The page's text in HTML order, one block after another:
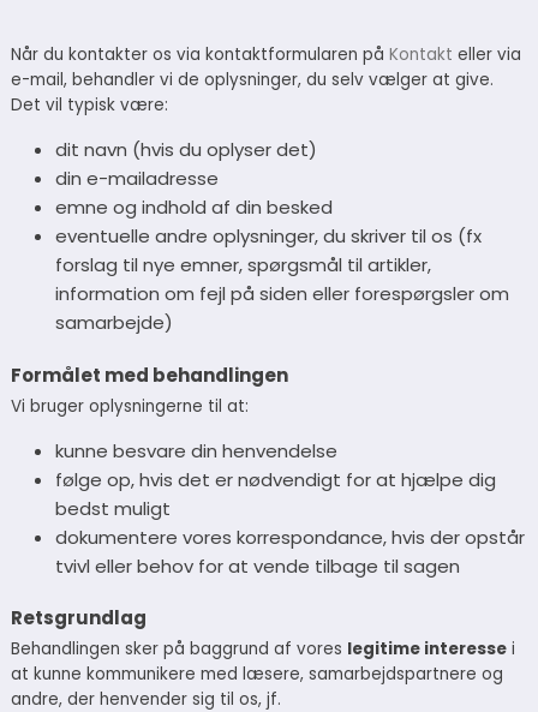
Når du kontakter os via kontaktformularen på Kontakt eller via
e-mail, behandler vi de oplysninger, du selv vælger at give.
Det vil typisk være:
dit navn (hvis du oplyser det)
din e-mailadresse
emne og indhold af din besked
eventuelle andre oplysninger, du skriver til os (fx
forslag til nye emner, spørgsmål til artikler,
information om fejl på siden eller forespørgsler om
samarbejde)
Formålet med behandlingen
Vi bruger oplysningerne til at:
kunne besvare din henvendelse
følge op, hvis det er nødvendigt for at hjælpe dig
bedst muligt
dokumentere vores korrespondance, hvis der opstår
tvivl eller behov for at vende tilbage til sagen
Retsgrundlag
Behandlingen sker på baggrund af vores legitime interesse i
at kunne kommunikere med læsere, samarbejdspartnere og
andre, der henvender sig til os, jf.